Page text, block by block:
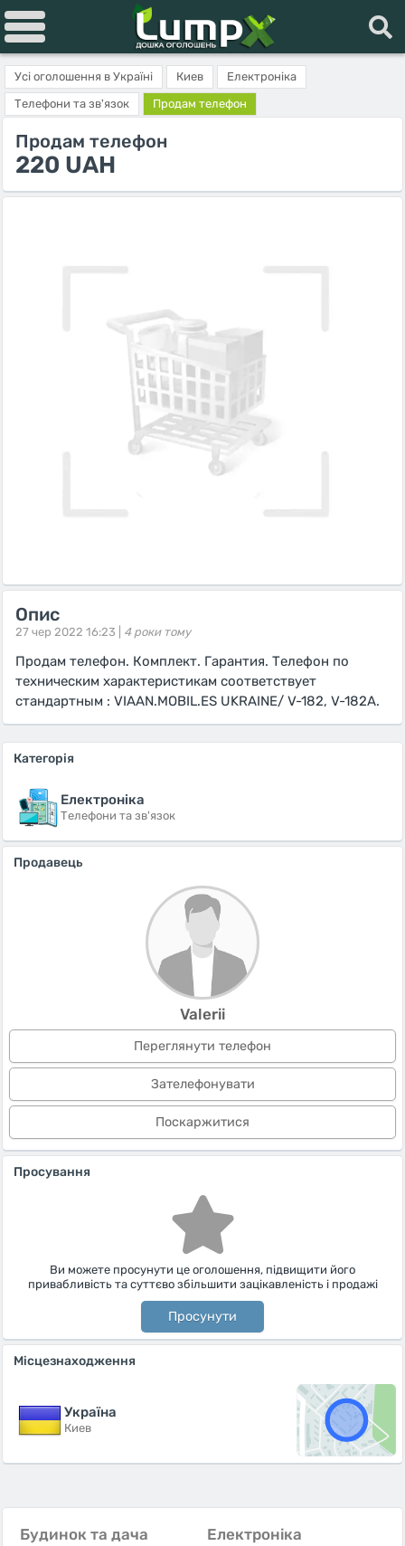
Усі оголошення в Україні Киев
Електроніка
Телефони та зв'язок
Продам телефон
Продам телефон
220 UAH
Опис
27 чер 2022 16:23 | 4 роки тому
Продам телефон. Комплект. Гарантия. Телефон по
техническим характеристикам соответствует
стандартным : VIAAN.MOBIL.ES UKRAINE/ V-182, V-182A.
Категорія
Електроніка
Телефони та зв'язок
Продавець
Valerii
Переглянути телефон
Зателефонувати
Поскаржитися
Просування
Ви можете просунути це оголошення, підвищити його
привабливість та суттєво збільшити зацікавленість і продажі
Просунути
Місцезнаходження
Україна
Киев
Будинок та дача Електроніка